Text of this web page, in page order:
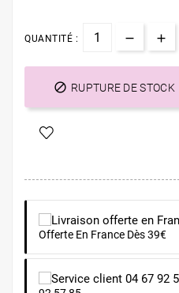
QUANTITÉ :
 RUPTURE DE STOCK
Offerte En France Dès 39€